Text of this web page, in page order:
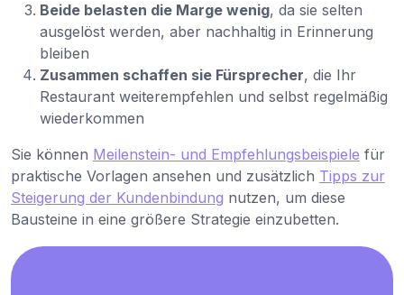
Beide belasten die Marge wenig, da sie selten
ausgelöst werden, aber nachhaltig in Erinnerung
bleiben
Zusammen schaffen sie Fürsprecher, die Ihr
Restaurant weiterempfehlen und selbst regelmäßig
wiederkommen
Sie können Meilenstein- und Empfehlungsbeispiele für
praktische Vorlagen ansehen und zusätzlich Tipps zur
Steigerung der Kundenbindung nutzen, um diese
Bausteine in eine größere Strategie einzubetten.